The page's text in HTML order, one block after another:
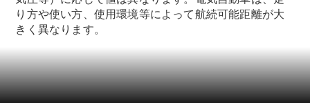
All SUV
EQA
電気
EQE
SUV
電気
り方や使い方、使用環境等によって航続可能距離が大
きく異なります。